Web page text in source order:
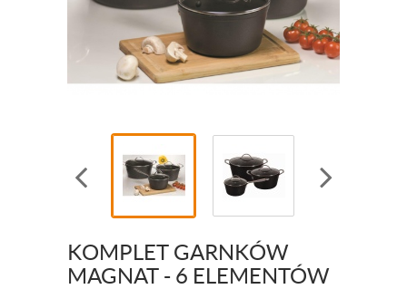
KOMPLET GARNKÓW
MAGNAT - 6 ELEMENTÓW